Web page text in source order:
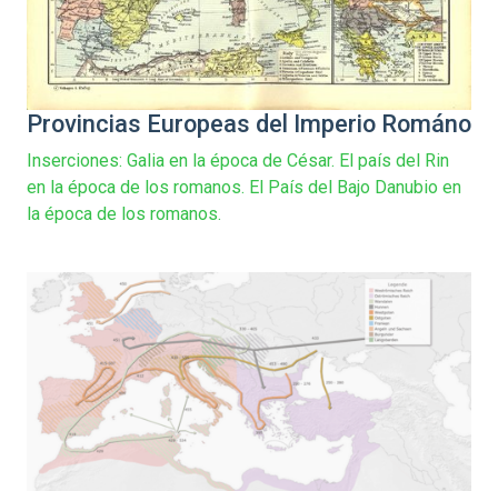
Provincias Europeas del Imperio Románo
Inserciones: Galia en la época de César. El país del Rin
en la época de los romanos. El País del Bajo Danubio en
la época de los romanos.